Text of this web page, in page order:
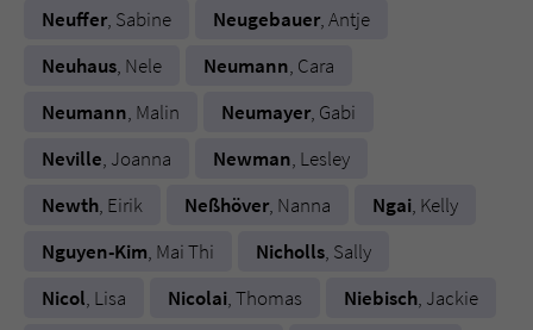
Neuffer, Sabine Neugebauer, Antje
Neuhaus, Nele Neumann, Cara
Neumann, Malin Neumayer, Gabi
Neville, Joanna Newman, Lesley
Newth, Eirik Neßhöver, Nanna Ngai, Kelly
Nguyen-Kim, Mai Thi Nicholls, Sally
Nicol, Lisa Nicolai, Thomas Niebisch, Jackie
Name tx_pwcomments_ahash
Anbieter Literatur-Couch Medien GmbH & Co. KG
Laufzeit 1 Jahr
Zweck Cookie für Kommentare einzelner Buchtitel
Name fe_typo_user